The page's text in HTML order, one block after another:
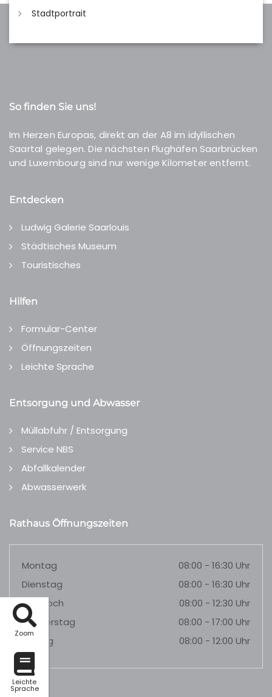
Zoom
Leichte
Sprache
Stadtportrait
So finden Sie uns!
Im Herzen Europas, direkt an der A8 im idyllischen
Saartal gelegen. Die nächsten Flughäfen Saarbrücken
und Luxembourg sind nur wenige Kilometer entfernt.
Entdecken
Ludwig Galerie Saarlouis
Städtisches Museum
Touristisches
Hilfen
Formular-Center
Öffnungszeiten
Leichte Sprache
Entsorgung und Abwasser
Müllabfuhr / Entsorgung
Service NBS
Abfallkalender
Abwasserwerk
Rathaus Öffnungszeiten
Montag
08:00 - 16:30 Uhr
Dienstag
08:00 - 16:30 Uhr
Mittwoch
08:00 - 12:30 Uhr
Donnerstag
08:00 - 17:00 Uhr
Freitag
08:00 - 12:00 Uhr